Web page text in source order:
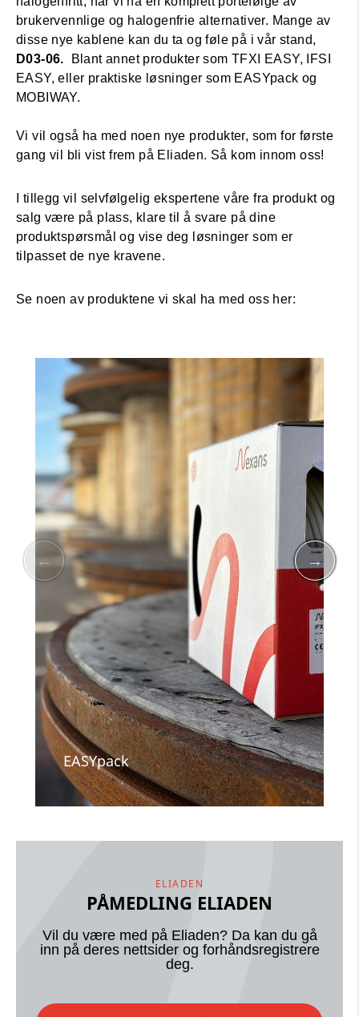
brukervennlige og halogenfrie alternativer. Mange av
disse nye kablene kan du ta og føle på i vår stand,
D03-06.
Blant annet produkter som TFXI EASY, IFSI
EASY, eller praktiske løsninger som EASYpack og
MOBIWAY.
Vi vil også ha med noen nye produkter, som for første
gang vil bli vist frem på Eliaden. Så kom innom oss!
I tillegg vil selvfølgelig ekspertene våre fra produkt og
salg være på plass, klare til å svare på dine
produktspørsmål og vise deg løsninger som er
tilpasset de nye kravene.
Se noen av produktene vi skal ha med oss her:
EASYpack
ELIADEN
PÅMEDLING ELIADEN
Vil du være med på Eliaden? Da kan du gå
inn på deres nettsider og forhåndsregistrere
deg.